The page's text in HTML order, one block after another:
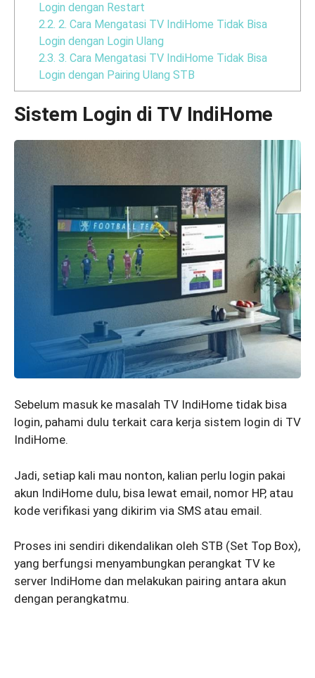
Login dengan Restart
2.2. 2. Cara Mengatasi TV IndiHome Tidak Bisa
Login dengan Login Ulang
2.3. 3. Cara Mengatasi TV IndiHome Tidak Bisa
Login dengan Pairing Ulang STB
Sistem Login di TV IndiHome
Sebelum masuk ke masalah TV IndiHome tidak bisa
login, pahami dulu terkait cara kerja sistem login di TV
IndiHome.
Jadi, setiap kali mau nonton, kalian perlu login pakai
akun IndiHome dulu, bisa lewat email, nomor HP, atau
kode verifikasi yang dikirim via SMS atau email.
Proses ini sendiri dikendalikan oleh STB (Set Top Box),
yang berfungsi menyambungkan perangkat TV ke
server IndiHome dan melakukan pairing antara akun
dengan perangkatmu.